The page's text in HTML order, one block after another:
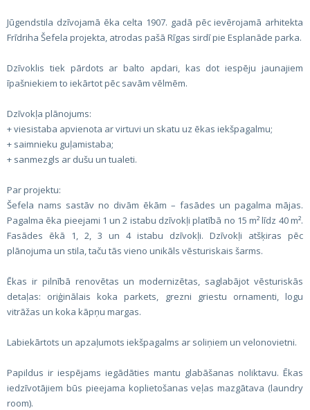
Jūgendstila dzīvojamā ēka celta 1907. gadā pēc ievērojamā arhitekta
Frīdriha Šefela projekta, atrodas pašā Rīgas sirdī pie Esplanāde parka.
Dzīvoklis tiek pārdots ar balto apdari, kas dot iespēju jaunajiem
īpašniekiem to iekārtot pēc savām vēlmēm.
Dzīvokļa plānojums:
+ viesistaba apvienota ar virtuvi un skatu uz ēkas iekšpagalmu;
+ saimnieku guļamistaba;
+ sanmezgls ar dušu un tualeti.
Par projektu:
Šefela nams sastāv no divām ēkām – fasādes un pagalma mājas.
Pagalma ēka pieejami 1 un 2 istabu dzīvokļi platībā no 15 m² līdz 40 m².
Fasādes ēkā 1, 2, 3 un 4 istabu dzīvokļi. Dzīvokļi atšķiras pēc
plānojuma un stila, taču tās vieno unikāls vēsturiskais šarms.
Ēkas ir pilnībā renovētas un modernizētas, saglabājot vēsturiskās
detaļas: oriģinālais koka parkets, grezni griestu ornamenti, logu
vitrāžas un koka kāpņu margas.
Labiekārtots un apzaļumots iekšpagalms ar soliņiem un velonovietni.
Papildus ir iespējams iegādāties mantu glabāšanas noliktavu. Ēkas
iedzīvotājiem būs pieejama koplietošanas veļas mazgātava (laundry
room).